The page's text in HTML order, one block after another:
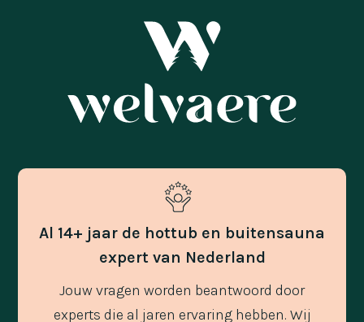
Al 14+ jaar de hottub en buitensauna
expert van Nederland
Jouw vragen worden beantwoord door
experts die al jaren ervaring hebben. Wij